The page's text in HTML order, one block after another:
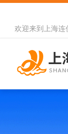
欢迎来到 上海